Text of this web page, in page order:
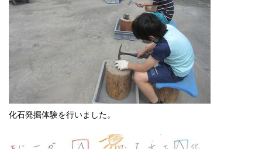
化石発掘体験を行いました。